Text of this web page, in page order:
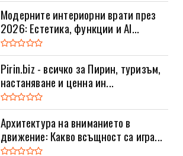
Модерните интериорни врати през
2026: Естетика, функции и AI...
Pirin.biz - всичко за Пирин, туризъм,
настаняване и ценна ин...
Архитектура на вниманието в
движение: Какво всъщност са игра...